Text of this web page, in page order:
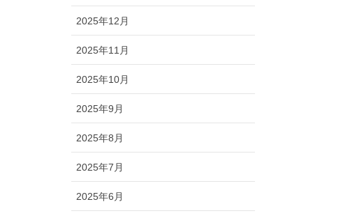
2025年12月
2025年11月
2025年10月
2025年9月
2025年8月
2025年7月
2025年6月